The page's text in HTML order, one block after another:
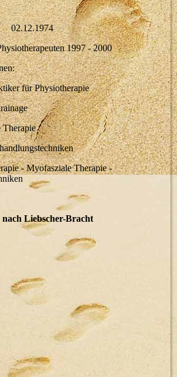
1997 - 2000
für Physiotherapie
Therapie
- Myofasziale Therapie -
nach Liebscher-Bracht